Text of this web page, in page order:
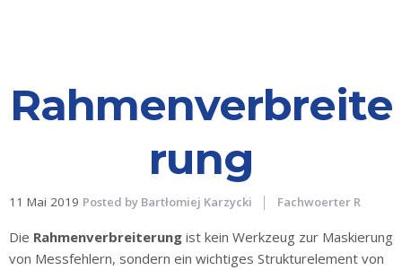
Rahmenverbreite
rung
11 Mai 2019 Posted by Bartłomiej Karzycki Fachwoerter R
Die Rahmenverbreiterung ist kein Werkzeug zur Maskierung
von Messfehlern, sondern ein wichtiges Strukturelement von
Kunststofftüren
Balkontür